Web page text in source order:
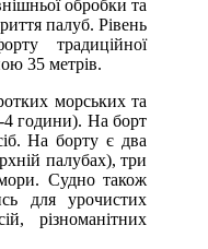
обробки та
палуб. Рівень
традиційної
35 метрів.
морських та
4 години). На борт
На борту є два
палубах), три
Судно також
для урочистих
різноманітних